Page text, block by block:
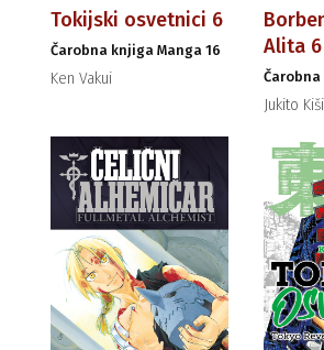
Tokijski osvetnici 6
Čarobna knjiga Manga 16
Ken Vakui
Alita 6
Čarobna
Jukito